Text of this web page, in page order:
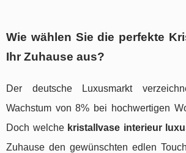
Wie wählen Sie die perfekte
Ihr Zuhause aus?
Der deutsche Luxusmarkt
Wachstum von 8% bei hochwertigen
Doch welche kristallvase interieur
Zuhause den gewünschten edlen